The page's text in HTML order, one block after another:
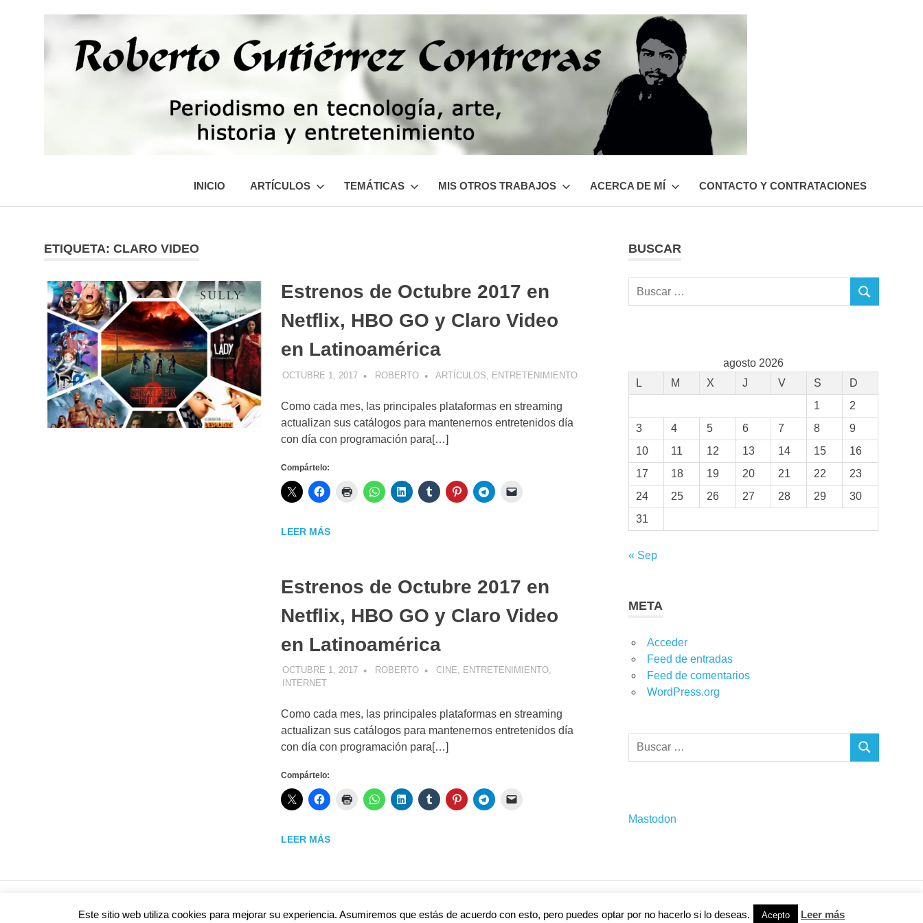
historia
INICIO ARTÍCULOS TEMÁTICAS MIS OTROS TRABAJOS ACERCA DE MÍ CONTACTO Y CONTRATACIONES
ETIQUETA: CLARO VIDEO
Estrenos de Octubre 2017 en
Netflix, HBO GO y Claro Video
en Latinoamérica
OCTUBRE 1, 2017 ROBERTO ARTÍCULOS ENTRETENIMIENTO
Como cada mes, las principales plataformas en streaming
actualizan sus catálogos para mantenernos entretenidos día
con día con programación para[…]
Compártelo:
LEER MÁS
Estrenos de Octubre 2017 en
Netflix, HBO GO y Claro Video
en Latinoamérica
OCTUBRE 1, 2017 ROBERTO CINE, ENTRETENIMIENTO,
INTERNET
Como cada mes, las principales plataformas en streaming
actualizan sus catálogos para mantenernos entretenidos día
con día con programación para[…]
Compártelo:
LEER MÁS
BUSCAR
Buscar:
BUSCAR
agosto 2026
L
M X J V S
D
1
2
3
4 5 6 7 8
9
10
11 12 13 14 15
16
17
18 19 20 21 22
23
24
25 26 27 28 29
30
31
« Sep
META
Acceder
Feed de entradas
Feed de comentarios
WordPress.org
Buscar:
BUSCAR
Mastodon
Este sitio web utiliza cookies para mejorar su experiencia. Asumiremos que estás de acuerdo con esto, pero puedes optar por no hacerlo si lo deseas. Acepto Leer más